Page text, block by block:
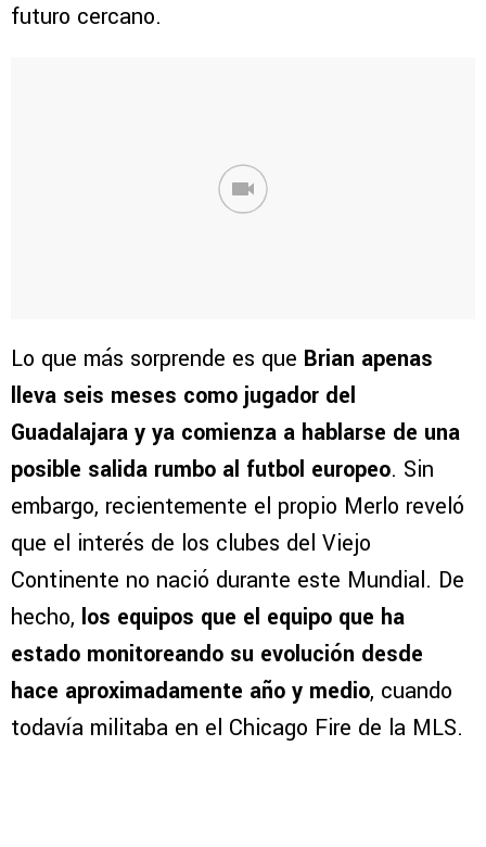
futuro cercano.
Lo que más sorprende es que Brian apenas
lleva seis meses como jugador del
Guadalajara y ya comienza a hablarse de una
posible salida rumbo al futbol europeo. Sin
embargo, recientemente el propio Merlo reveló
que el interés de los clubes del Viejo
Continente no nació durante este Mundial. De
hecho, los equipos que el equipo que ha
estado monitoreando su evolución desde
hace aproximadamente año y medio, cuando
todavía militaba en el Chicago Fire de la MLS.